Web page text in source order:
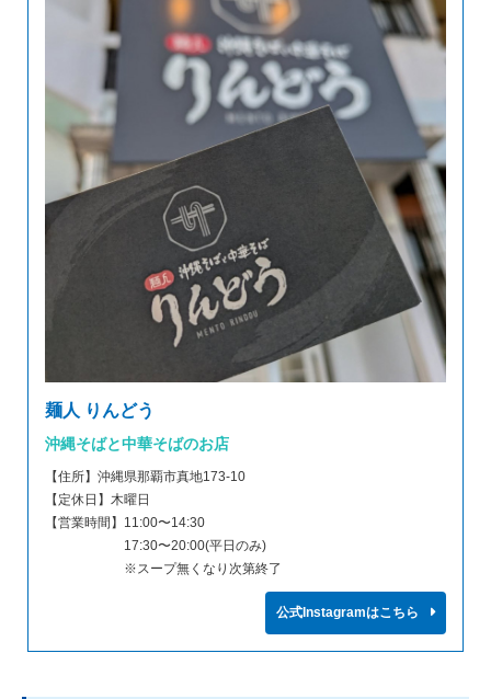
麺人 りんどう
沖縄そばと中華そばのお店
【住所】沖縄県那覇市真地173-10
【定休日】木曜日
【営業時間】11:00〜14:30
17:30〜20:00(平日のみ)
※スープ無くなり次第終了
公式Instagramはこちら